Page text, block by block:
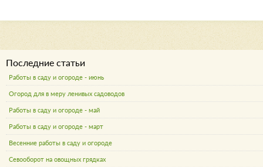
Последние статьи
Работы в саду и огороде - июнь
Огород для в меру ленивых садоводов
Работы в саду и огороде - май
Работы в саду и огороде - март
Весенние работы в саду и огороде
Севооборот на овощных грядках